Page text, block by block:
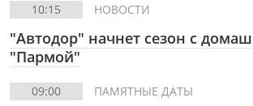
10:15 НОВОСТИ
"Автодор" начнет сезон с
"Пармой"
09:00 ПАМЯТНЫЕ ДАТЫ